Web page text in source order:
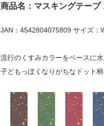
商品名：マスキングテー
JAN：4542804075809 サイズ：
流行のくすみカラーをベースに
子どもっぽくなりがちなドット